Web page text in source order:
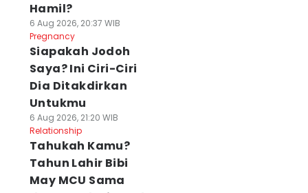
Hamil?
6 Aug 2026, 20:37 WIB
Pregnancy
Siapakah Jodoh
Saya? Ini Ciri-Ciri
Dia Ditakdirkan
Untukmu
6 Aug 2026, 21:20 WIB
Relationship
Tahukah Kamu?
Tahun Lahir Bibi
May MCU Sama